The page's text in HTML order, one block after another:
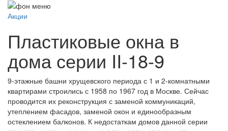
Акции
Пластиковые окна в
дома серии II-18-9
9-этажные башни хрущевского периода с 1 и 2-комнатными
квартирами строились с 1958 по 1967 год в Москве. Сейчас
проводится их реконструкция с заменой коммуникаций,
утеплением фасадов, заменой окон и единообразным
остеклением балконов. К недостаткам домов данной серии